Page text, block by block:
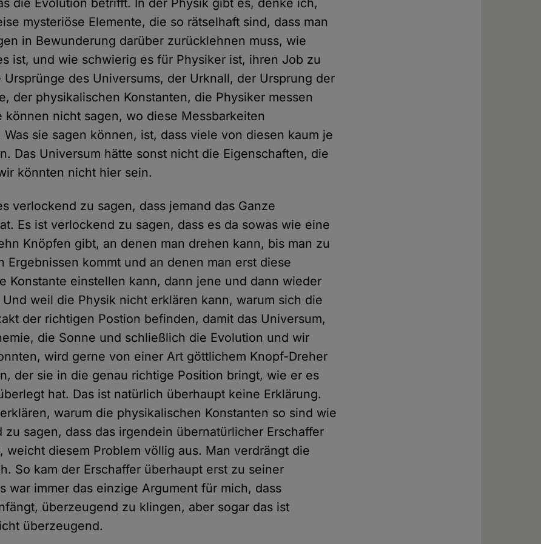
die Evolution betrifft. In der Physik gibt es, denke ich,
mysteriöse Elemente, die so rätselhaft sind, dass man
in Bewunderung darüber zurücklehnen muss, wie
ist, und wie schwierig es für Physiker ist, ihren Job zu
Ursprünge des Universums, der Urknall, der Ursprung der
der physikalischen Konstanten, die Physiker messen
können nicht sagen, wo diese Messbarkeiten
Was sie sagen können, ist, dass viele von diesen kaum je
Das Universum hätte sonst nicht die Eigenschaften, die
könnten nicht hier sein.
verlockend zu sagen, dass jemand das Ganze
Es ist verlockend zu sagen, dass es da sowas wie eine
Knöpfen gibt, an denen man drehen kann, bis man zu
Ergebnissen kommt und an denen man erst diese
Konstante einstellen kann, dann jene und dann wieder
weil die Physik nicht erklären kann, warum sich die
der richtigen Postion befinden, damit das Universum,
die Sonne und schließlich die Evolution und wir
wird gerne von einer Art göttlichem Knopf-Dreher
der sie in die genau richtige Position bringt, wie er es
hat. Das ist natürlich überhaupt keine Erklärung.
warum die physikalischen Konstanten so sind wie
zu sagen, dass das irgendein übernatürlicher Erschaffer
weicht diesem Problem völlig aus. Man verdrängt die
So kam der Erschaffer überhaupt erst zu seiner
war immer das einzige Argument für mich, dass
überzeugend zu klingen, aber sogar das ist
überzeugend.